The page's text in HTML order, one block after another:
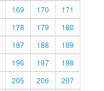
169 170
171
178 179
180
187 188
189
196 197
198
205 206
207